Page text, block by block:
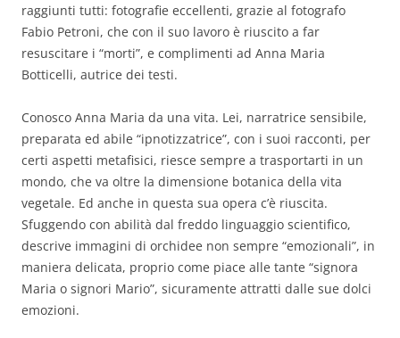
raggiunti tutti: fotografie eccellenti, grazie al fotografo
Fabio Petroni, che con il suo lavoro è riuscito a far
resuscitare i “morti”, e complimenti ad Anna Maria
Botticelli, autrice dei testi.
Conosco Anna Maria da una vita. Lei, narratrice sensibile,
preparata ed abile “ipnotizzatrice”, con i suoi racconti, per
certi aspetti metafisici, riesce sempre a trasportarti in un
mondo, che va oltre la dimensione botanica della vita
vegetale. Ed anche in questa sua opera c’è riuscita.
Sfuggendo con abilità dal freddo linguaggio scientifico,
descrive immagini di orchidee non sempre “emozionali”, in
maniera delicata, proprio come piace alle tante “signora
Maria o signori Mario”, sicuramente attratti dalle sue dolci
emozioni.